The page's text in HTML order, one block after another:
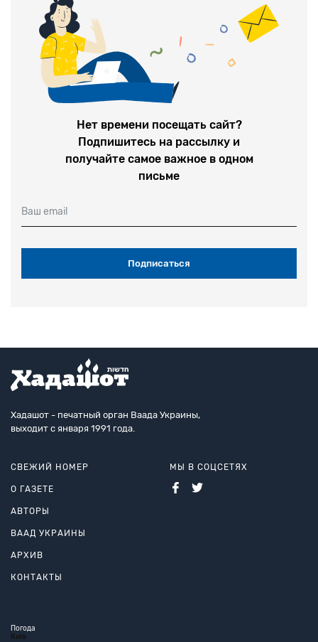
Нет времени посещать сайт?
Подпишитесь на рассылку и
получайте самое важное в одном
письме
Ваш email
Хадашот - печатный орган Ваада Украины,
выходит с января 1991 года.
СВЕЖИЙ НОМЕР
О ГАЗЕТЕ
АВТОРЫ
ВААД УКРАИНЫ
АРХИВ
КОНТАКТЫ
МЫ В СОЦСЕТЯХ
Погода
Київ